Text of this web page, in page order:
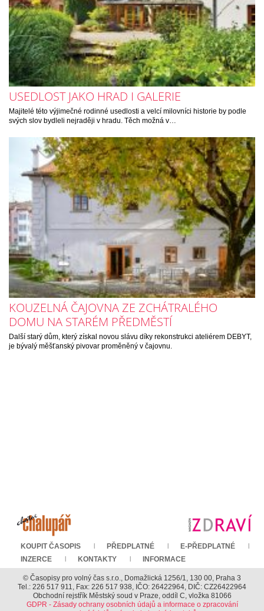
USEDLOST JAKO HRAD I GALERIE
Majitelé této výjimečné rodinné usedlosti a velcí milovníci historie by podle
svých slov bydleli nejraději v hradu. Těch možná v…
KOUZELNÁ ČAJOVNA ZE ZCHÁTRALÉHO
DOMU NA STARÉM PŘEDMĚSTÍ
Další starý dům, který získal novou slávu díky rekonstrukci ateliérem DEBYT,
je bývalý měšťanský pivovar proměněný v čajovnu.
KOUPIT ČASOPIS PŘEDPLATNÉ
E-PŘEDPLATNÉ
INZERCE
KONTAKTY INFORMACE
© Časopisy pro volný čas s.r.o., Domažlická 1256/1, 130 00, Praha 3
Tel.: 226 517 911, Fax: 226 517 938, IČO: 26422964, DIČ: CZ26422964
Obchodní rejstřík Městský soud v Praze, oddíl C, vložka 81066
GDPR - Zásady ochrany osobních údajů a informace o zpracování